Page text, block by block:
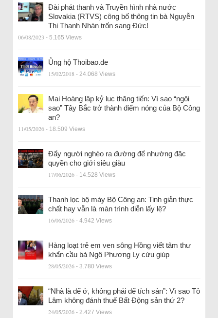
Đài phát thanh và Truyền hình nhà nước
Slovakia (RTVS) công bố thông tin bà Nguyễn
Thị Thanh Nhàn trốn sang Đức!
06/08/2023 - 5.165 Views
Ủng hộ Thoibao.de
15/02/2018 - 24.068 Views
Mai Hoàng lập kỷ lục thăng tiến: Vì sao “ngôi
sao” Tây Bắc trở thành điểm nóng của Bộ Công
an?
11/05/2026 - 18.509 Views
Đẩy người nghèo ra đường để nhường đặc
quyền cho giới siêu giàu
17/06/2026 - 14.528 Views
Thanh lọc bộ máy Bộ Công an: Tinh giản thực
chất hay vẫn là màn trình diễn lấy lệ?
16/06/2026 - 4.942 Views
Hàng loạt trẻ em ven sông Hồng viết tâm thư
khẩn cầu bà Ngô Phương Ly cứu giúp
28/05/2026 - 3.780 Views
“Nhà là để ở, không phải để tích sản”: Vì sao Tô
Lâm không đánh thuế Bất Động sản thứ 2?
24/05/2026 - 2.427 Views